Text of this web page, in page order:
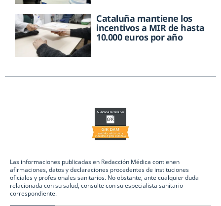
Cataluña mantiene los
incentivos a MIR de hasta
10.000 euros por año
Las informaciones publicadas en Redacción Médica contienen
afirmaciones, datos y declaraciones procedentes de instituciones
oficiales y profesionales sanitarios. No obstante, ante cualquier duda
relacionada con su salud, consulte con su especialista sanitario
correspondiente.